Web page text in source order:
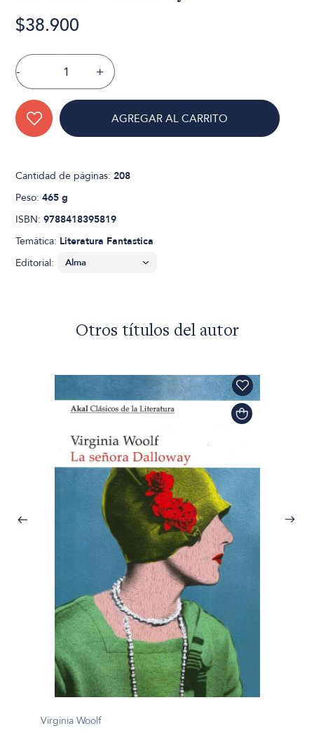
$38.900
- +
AGREGAR AL CARRITO
Cantidad de páginas:208
Peso:465 g
ISBN:9788418395819
Temática: Literatura Fantastica
Editorial:
Otros títulos del autor
Virginia Woolf